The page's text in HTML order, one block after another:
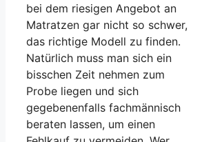
bei dem riesigen Angebot an
Matratzen gar nicht so schwer,
das richtige Modell zu finden.
Natürlich muss man sich ein
bisschen Zeit nehmen zum
Probe liegen und sich
gegebenenfalls fachmännisch
beraten lassen, um einen